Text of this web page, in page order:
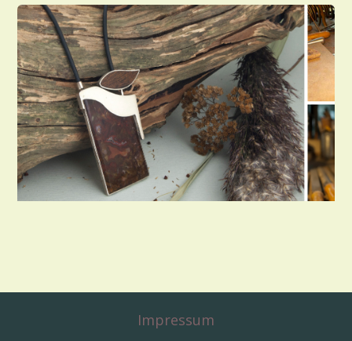
Impressum